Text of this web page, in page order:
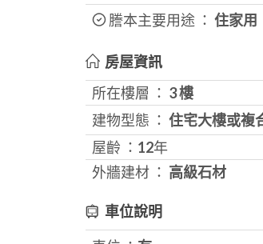
謄本主要用途 ： 住家用
房屋資訊
所在樓層 ： 3 樓
建物型態 ： 住宅大樓或複
屋齡 ： 12年
外牆建材 ： 高級石材
車位說明